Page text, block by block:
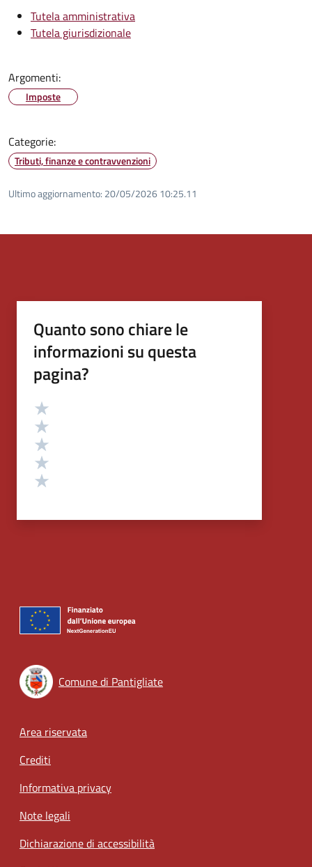
Tutela amministrativa
Tutela giurisdizionale
Argomenti:
Imposte
Categorie:
Tributi, finanze e contravvenzioni
Ultimo aggiornamento: 20/05/2026 10:25.11
Quanto sono chiare le
informazioni su questa
pagina?
Valutazione
Comune di Pantigliate
Footer menu
Area riservata
Crediti
Informativa privacy
Note legali
Dichiarazione di accessibilità